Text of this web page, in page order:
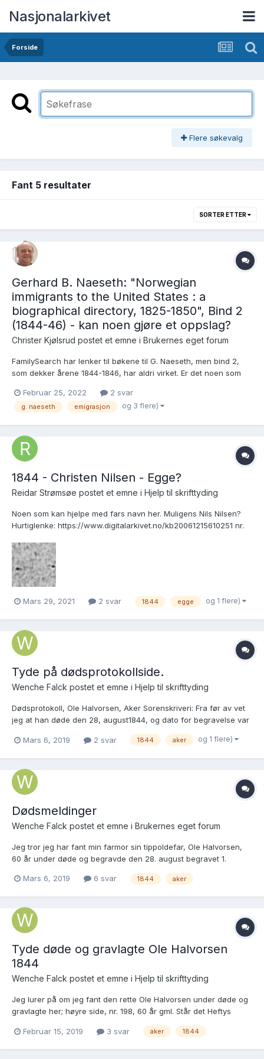
Nasjonalarkivet
Forside
Flere søkevalg
Fant 5 resultater
SORTER ETTER
Gerhard B. Naeseth: "Norwegian
immigrants to the United States : a
biographical directory, 1825-1850", Bind 2
(1844-46) - kan noen gjøre et oppslag?
Christer Kjølsrud postet et emne i Brukernes eget forum
FamilySearch har lenker til bøkene til G. Naeseth, men bind 2,
som dekker årene 1844-1846, har aldri virket. Er det noen som
directory, 1825-1850.", bind 2 / 1844-1846, og som kan gjøre et
oppslag for meg? Jeg leter etter en famili...
Februar 25, 2022 2 svar
g. naeseth emigrasjon og 3 flere)
1844 - Christen Nilsen - Egge?
Reidar Strømsøe postet et emne i Hjelp til skrifttyding
Noen som kan hjelpe med fars navn her. Muligens Nils Nilsen?
Hurtiglenke: https://www.digitalarkivet.no/kb20061215610251 nr.
Mars 29, 2021 2 svar 1844 egge og 1 flere)
Tyde på dødsprotokollside.
Wenche Falck postet et emne i Hjelp til skrifttyding
Dødsprotokoll, Ole Halvorsen, Aker Sorenskriveri: Fra før av vet
jeg at han døde den 28, august1844, og dato for begravelse var
(den med svak skrift) under døde og begravde : SAO, Aker
Mars 6, 2019 2 svar 1844 aker og 1 flere)
Dødsmeldinger
Wenche Falck postet et emne i Brukernes eget forum
Jeg tror jeg har fant min farmor sin tippoldefar, Ole Halvorsen,
60 år under døde og begravde den 28. august begravet 1.
nederst) men finner ingen dødsmelding på han i 1844, da jeg
Mars 6, 2019 6 svar 1844 aker
Tyde døde og gravlagte Ole Halvorsen
1844
Wenche Falck postet et emne i Hjelp til skrifttyding
Jeg lurer på om jeg fant den rette Ole Halvorsen under døde og
gravlagte her; høyre side, nr. 198, 60 år gml. Står det Heftys
På forhånd takk" 🙂 SAO, Aker prestekontor kirkebøker, F/L0019:
Februar 15, 2019 3 svar aker 1844